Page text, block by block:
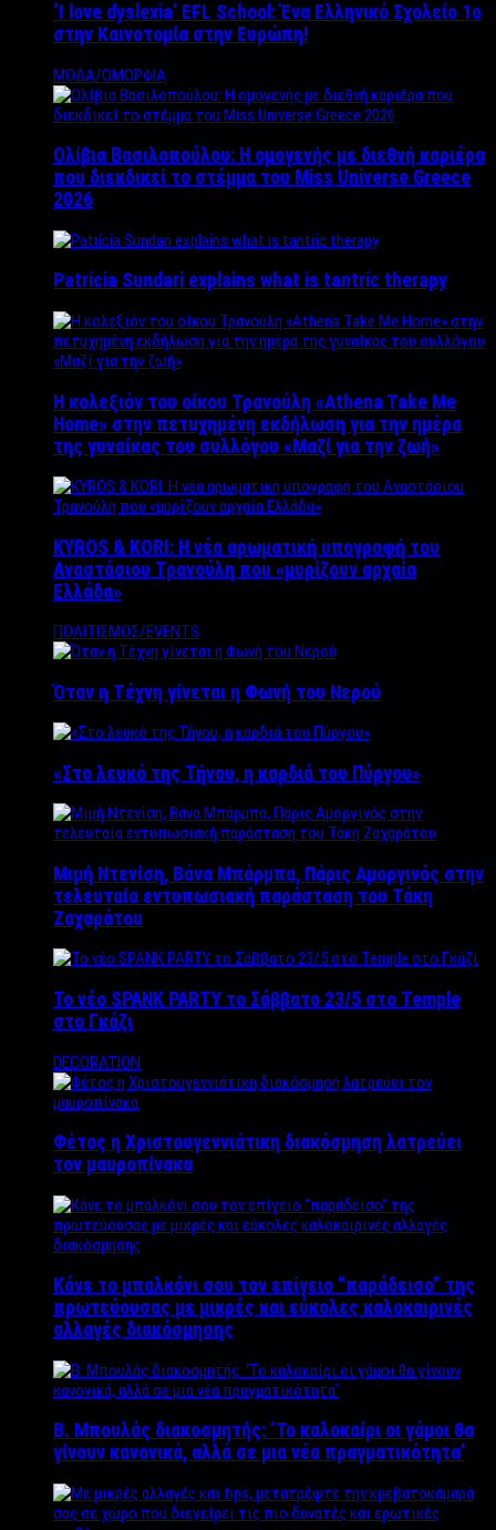
‘Ι love dyslexia’ EFL School: Ένα Ελληνικό Σχολείo 1ο
στην Καινοτομία στην Ευρώπη!
ΜΟΔΑ/ΟΜΟΡΦΙΑ
Ολίβια Βασιλοπούλου: Η ομογενής με διεθνή καριέρα
που διεκδικεί το στέμμα του Miss Universe Greece
2026
Patricia Sundari explains what is tantric therapy
Η κολεξιόν του οίκου Τρανούλη «Athena Take Me
Home» στην πετυχημένη εκδήλωση για την ημέρα
της γυναίκας του συλλόγου «Μαζί για την ζωή»
KYROS & KORI: Η νέα αρωματική υπογραφή του
Αναστάσιου Τρανούλη που «μυρίζουν αρχαία
Ελλάδα»
ΠΟΛΙΤΙΣΜΟΣ/EVENTS
Όταν η Τέχνη γίνεται η Φωνή του Νερού
«Στο λευκό της Τήνου, η καρδιά του Πύργου»
Μιμή Ντενίση, Βάνα Μπάρμπα, Πάρις Αμοργινός στην
τελευταία εντυπωσιακή παράσταση του Τάκη
Ζαχαράτου
Το νέο SPANK PARTY το Σάββατο 23/5 στο Temple
στο Γκάζι
DECORATION
Φέτος η Χριστουγεννιάτικη διακόσμηση λατρεύει
τον μαυροπίνακα
Κάνε το μπαλκόνι σου τον επίγειο “παράδεισο” της
πρωτεύουσας με μικρές και εύκολες καλοκαιρινές
αλλαγές διακόσμησης
Β. Μπουλάς διακοσμητής: ‘Το καλοκαίρι οι γάμοι θα
γίνουν κανονικά, αλλά σε μια νέα πραγματικότητα’